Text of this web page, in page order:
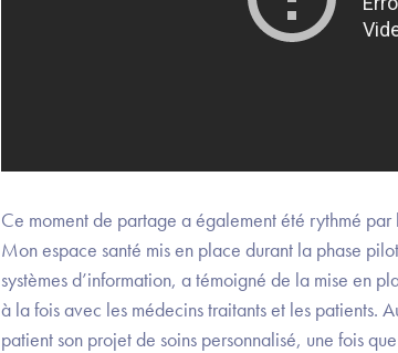
Ce moment de partage a également été rythmé
Mon espace santé mis en place durant la phase
systèmes d’information, a témoigné de la mise en
à la fois avec les médecins traitants et les patients.
patient son projet de soins personnalisé, une fois